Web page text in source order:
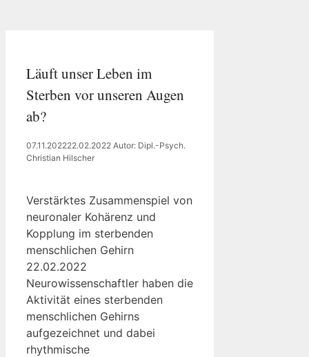
Läuft unser Leben im
Sterben vor unseren Augen
ab?
07.11.202222.02.2022 Autor: Dipl.-Psych.
Christian Hilscher
Verstärktes Zusammenspiel von
neuronaler Kohärenz und
Kopplung im sterbenden
menschlichen Gehirn
22.02.2022
Neurowissenschaftler haben die
Aktivität eines sterbenden
menschlichen Gehirns
aufgezeichnet und dabei
rhythmische